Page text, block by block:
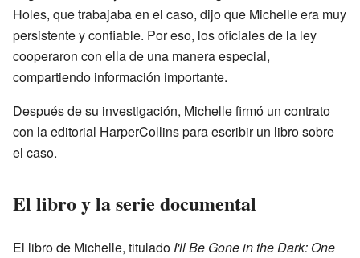
Holes, que trabajaba en el caso, dijo que Michelle era muy
persistente y confiable. Por eso, los oficiales de la ley
cooperaron con ella de una manera especial,
compartiendo información importante.
Después de su investigación, Michelle firmó un contrato
con la editorial HarperCollins para escribir un libro sobre
el caso.
El libro y la serie documental
El libro de Michelle, titulado I'll Be Gone in the Dark: One